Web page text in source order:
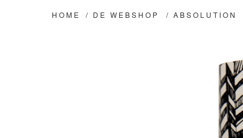
HOME / DE WEBSHOP / ABSOLUTION